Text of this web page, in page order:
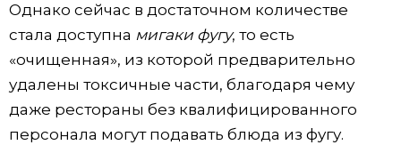
Однако сейчас в достаточном количестве
стала доступна мигаки фугу, то есть
«очищенная», из которой предварительно
удалены токсичные части, благодаря чему
даже рестораны без квалифицированного
персонала могут подавать блюда из фугу.